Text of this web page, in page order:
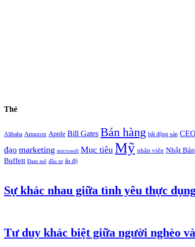
Thẻ
Alibaba Amazon Apple Bill Gates Bán hàng bất động sản CEO
đạo marketing microsoft Mục tiêu Mỹ nhân viên Nhật Bản
Buffett Đam mê đầu tư ấn độ
Sự khác nhau giữa tình yêu thực
Tư duy khác biệt giữa người nghèo